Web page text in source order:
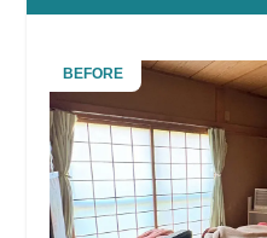
BEFORE